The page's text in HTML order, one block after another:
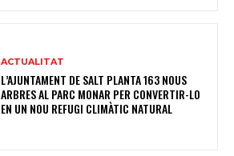
ACTUALITAT
L’AJUNTAMENT DE SALT PLANTA 163 NOUS
ARBRES AL PARC MONAR PER CONVERTIR-LO
EN UN NOU REFUGI CLIMÀTIC NATURAL